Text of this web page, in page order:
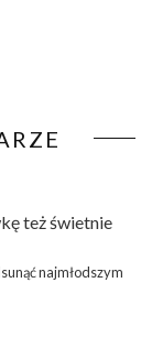
też świetnie
najmłodszym